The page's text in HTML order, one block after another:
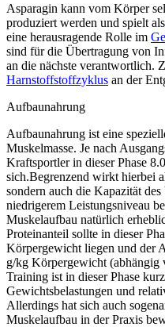
Asparagin kann vom Körper
produziert werden und spielt
eine herausragende Rolle im
sind für die Übertragung von
an die nächste verantwortlich.
Harnstoffstoffzyklus an der
Aufbaunahrung
Aufbaunahrung ist eine
Muskelmasse. Je nach
Kraftsportler in dieser Phase
sich.Begrenzend wirkt hierbei
sondern auch die Kapazität
niedrigerem Leistungsniveau
Muskelaufbau natürlich
Proteinanteil sollte in dieser
Körpergewicht liegen und der
g/kg Körpergewicht (abhängig
Training ist in dieser Phase
Gewichtsbelastungen und
Allerdings hat sich auch
Muskelaufbau in der Praxis